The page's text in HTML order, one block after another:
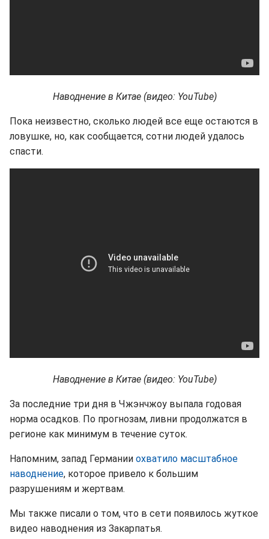
Наводнение в Китае (видео: YouTube)
Пока неизвестно, сколько людей все еще остаются в
ловушке, но, как сообщается, сотни людей удалось
спасти.
Наводнение в Китае (видео: YouTube)
За последние три дня в Чжэнчжоу выпала годовая
норма осадков. По прогнозам, ливни продолжатся в
регионе как минимум в течение суток.
Напомним, запад Германии охватило масштабное
наводнение, которое привело к большим
разрушениям и жертвам.
Мы также писали о том, что в сети появилось жуткое
видео наводнения из Закарпатья.